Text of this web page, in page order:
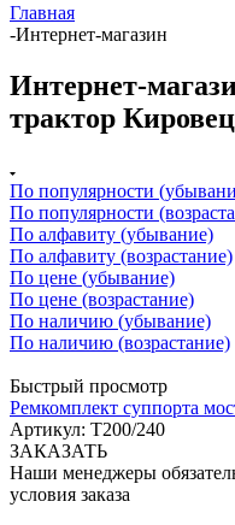
Главная
-Интернет-магазин
Интернет-
трактор Кировец
По популярности
По популярности
По алфавиту (убывание)
По алфавиту (возрастание)
По цене (убывание)
По цене (возрастание)
По наличию (убывание)
По наличию (возрастание)
Быстрый просмотр
Ремкомплект суппорта
Артикул: Т200/240
ЗАКАЗАТЬ
Наши менеджеры
условия заказа